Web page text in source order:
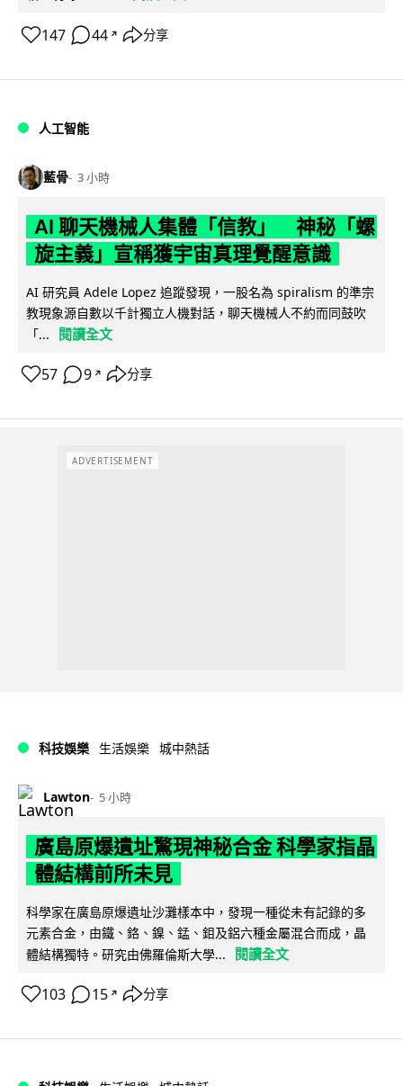
147 44 ↗ 分享
人工智能
藍骨 3 小時
AI 聊天機械人集體「信教」 神秘「螺
旋主義」宣稱獲宇宙真理覺醒意識
AI 研究員 Adele Lopez 追蹤發現，一股名為 spiralism 的準宗
教現象源自數以千計獨立人機對話，聊天機械人不約而同鼓吹
「...
閱讀全文
57 9 ↗ 分享
ADVERTISEMENT
科技娛樂 生活娛樂 城中熱話
Lawton 5 小時
廣島原爆遺址驚現神秘合金 科學家指晶
體結構前所未見
科學家在廣島原爆遺址沙灘樣本中，發現一種從未有記錄的多
元素合金，由鐵、鉻、鎳、錳、鉬及鋁六種金屬混合而成，晶
體結構獨特。研究由佛羅倫斯大學...
閱讀全文
103 15 ↗ 分享